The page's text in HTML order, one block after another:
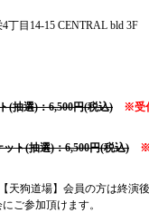
丁目14-15 CENTRAL bld 3F
(抽選)：6,500円(税込) ※受
ト(抽選)：6,500円(税込)
※
天狗道場】会員の方は終演
ご参加頂けます。